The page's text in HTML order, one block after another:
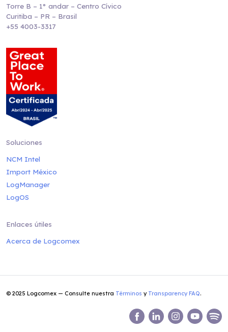
Torre B – 1° andar – Centro Cívico
Curitiba – PR – Brasil
+55 4003-3317
Soluciones
NCM Intel
Import México
LogManager
LogOS
Enlaces útiles
Acerca de Logcomex
© 2025 Logcomex — Consulte nuestra Términos y Transparency FAQ.